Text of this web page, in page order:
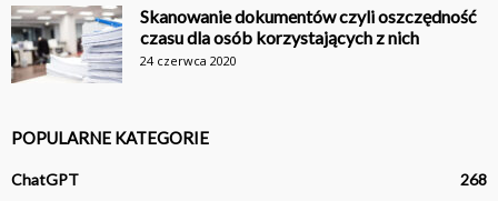
Skanowanie dokumentów czyli oszczędność
czasu dla osób korzystających z nich
24 czerwca 2020
POPULARNE KATEGORIE
ChatGPT
268